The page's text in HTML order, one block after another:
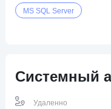
MS SQL Server
Системный
Удаленно